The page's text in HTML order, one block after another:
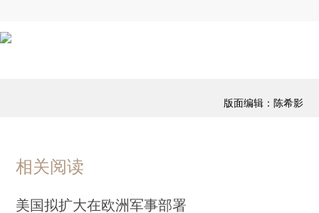
版面编辑：陈希影
相关阅读
美国拟扩大在欧洲军事部署